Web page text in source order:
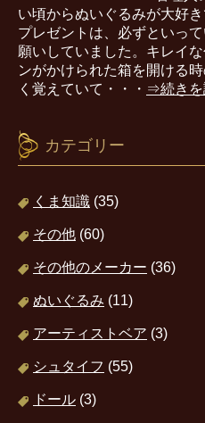
い頃からぬいぐるみが大好
プレゼントは、必ずといっ
願いしていました。キレイ
ンがかけられた箱を開ける
く覚えていて・・・ ⇒続きを
カテゴリー
くま知識 (35)
その他 (60)
その他のメーカー (36)
ぬいぐるみ (11)
アーティストベア (3)
シュタイフ (55)
ドール (3)